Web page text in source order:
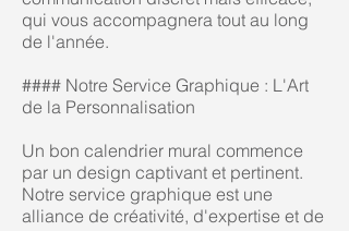
qui vous accompagnera tout au long
de l'année.
#### Notre Service Graphique : L'Art
de la Personnalisation
Un bon calendrier mural commence
par un design captivant et pertinent.
Notre service graphique est une
alliance de créativité, d'expertise et de